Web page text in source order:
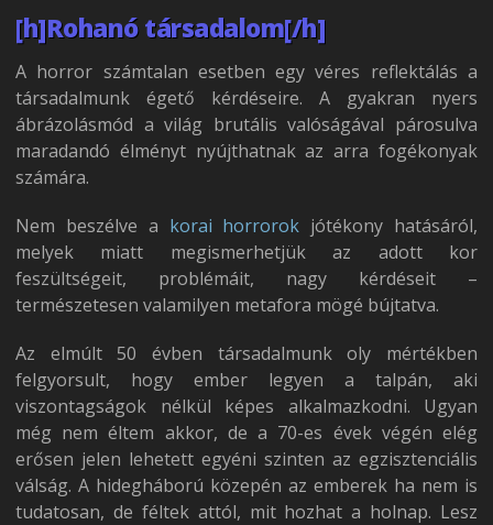
[h]Rohanó társadalom[/h]
A horror számtalan esetben egy véres reflektálás a
társadalmunk égető kérdéseire. A gyakran nyers
ábrázolásmód a világ brutális valóságával párosulva
maradandó élményt nyújthatnak az arra fogékonyak
számára.
Nem beszélve a korai horrorok jótékony hatásáról,
melyek miatt megismerhetjük az adott kor
feszültségeit, problémáit, nagy kérdéseit –
természetesen valamilyen metafora mögé bújtatva.
Az elmúlt 50 évben társadalmunk oly mértékben
felgyorsult, hogy ember legyen a talpán, aki
viszontagságok nélkül képes alkalmazkodni. Ugyan
még nem éltem akkor, de a 70-es évek végén elég
erősen jelen lehetett egyéni szinten az egzisztenciális
válság. A hidegháború közepén az emberek ha nem is
tudatosan, de féltek attól, mit hozhat a holnap. Lesz